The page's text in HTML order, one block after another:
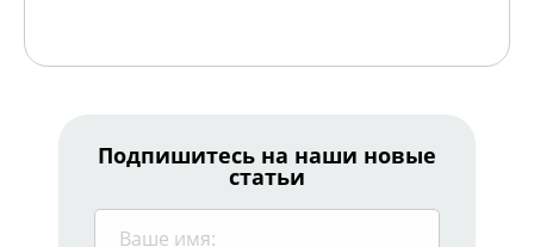
Подпишитесь на наши новые
статьи